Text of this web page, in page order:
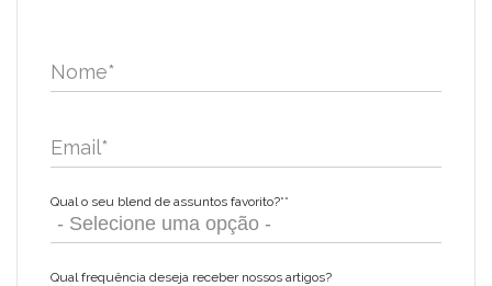
Nome*
Email*
Qual o seu blend de assuntos favorito?**
Qual frequência deseja receber nossos artigos?